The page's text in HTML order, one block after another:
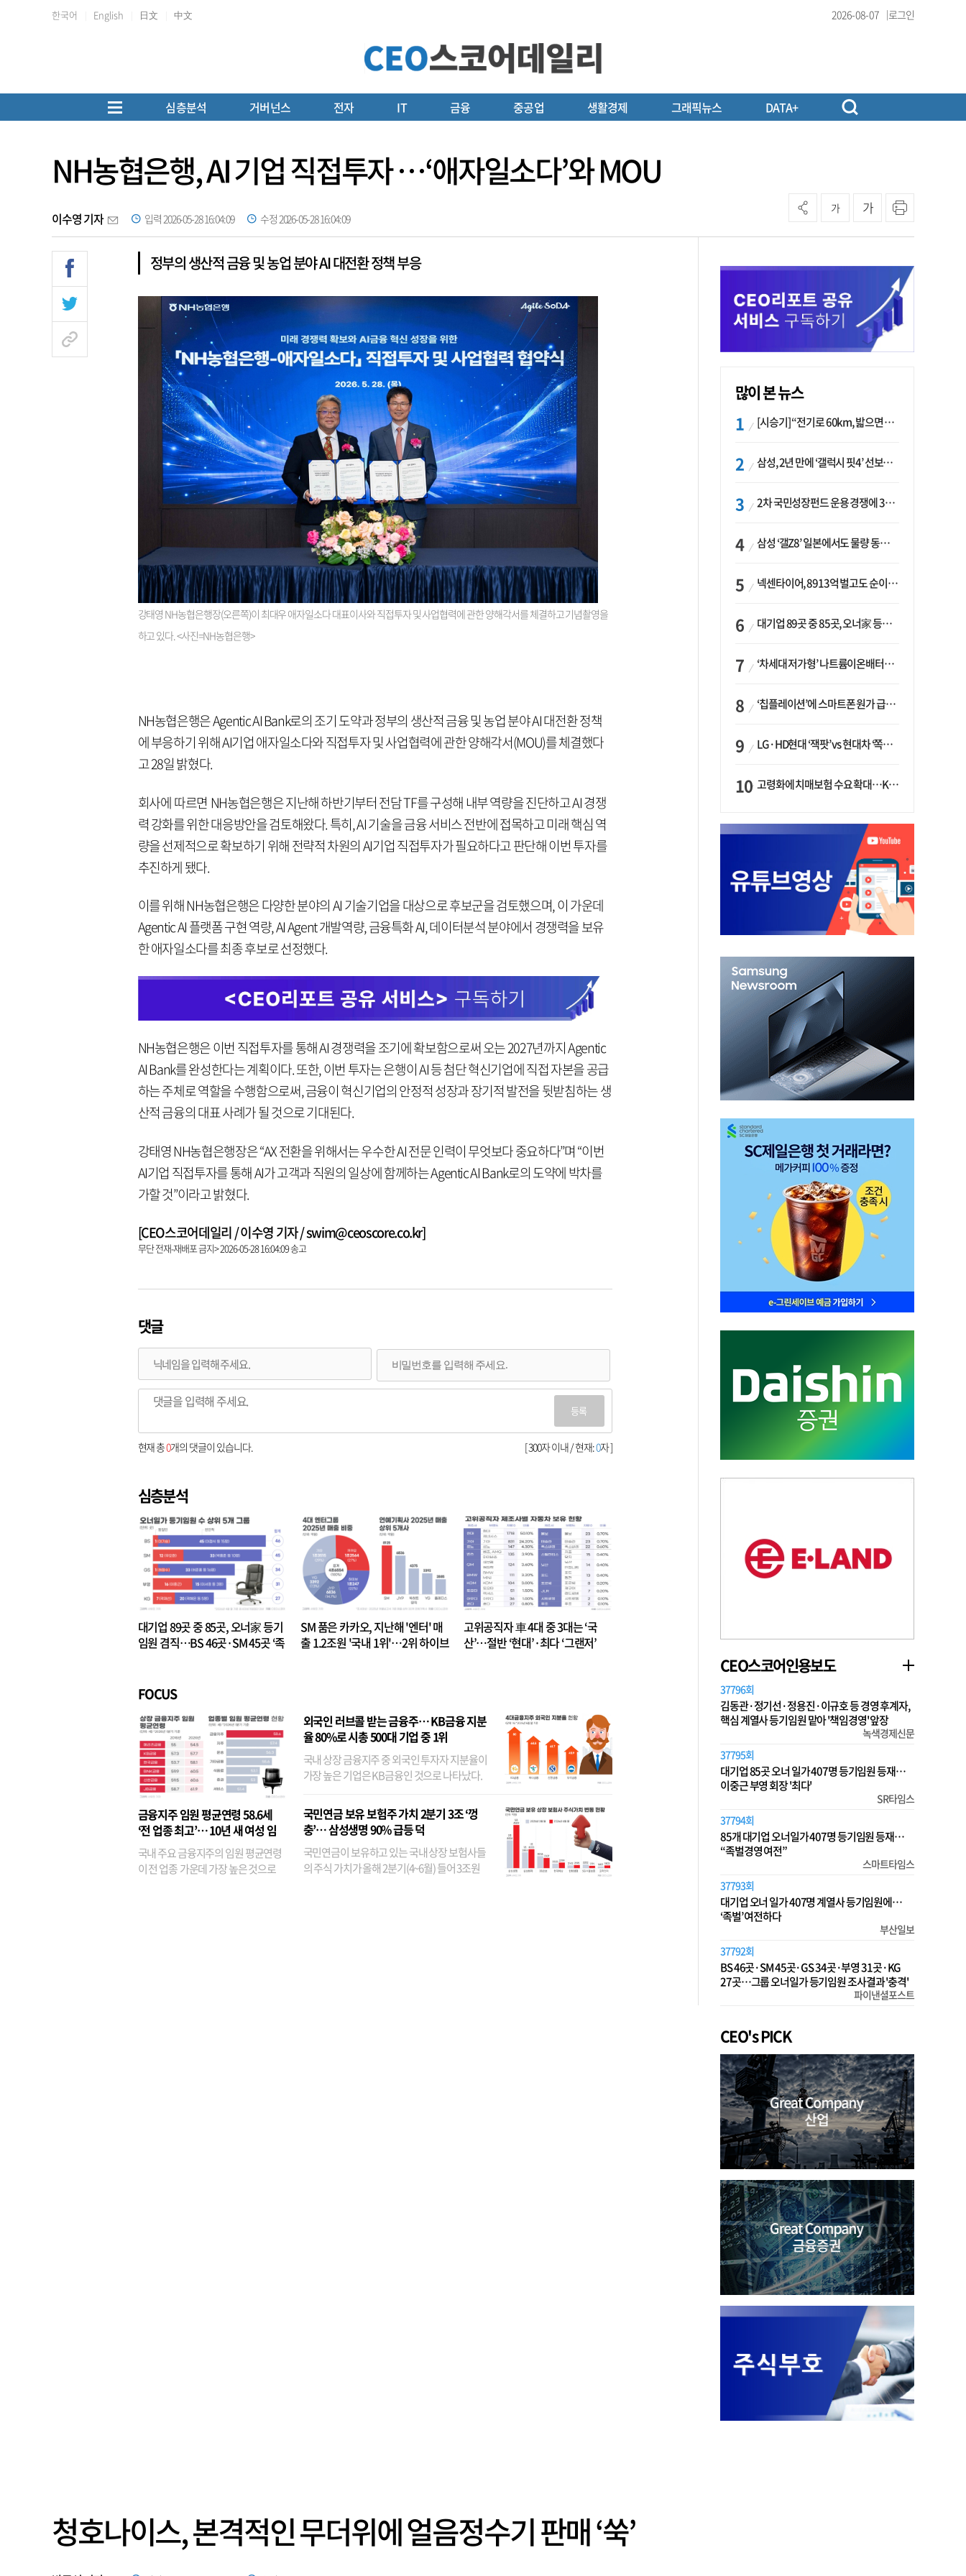
한국어 English 日文 中文 2026-08-07 로그인
심층분석 거버넌스 전자 IT 금융 중공업 생활경제 그래픽뉴스 DATA+
NH농협은행, AI 기업 직접투자 …‘애자일소다’와 MOU
이수영 기자 입력 2026-05-28 16:04:09 수정 2026-05-28 16:04:09
가 가
정부의 생산적 금융 및 농업 분야 AI 대전환 정책 부응
강태영 NH농협은행장(오른쪽)이 최대우 애자일소다 대표이사와 직접투자 및 사업협력에 관한 양해각서를 체결하고 기념촬영을
하고 있다. <사진=NH농협은행>
NH농협은행은 Agentic AI Bank로의 조기 도약과 정부의 생산적 금융 및 농업 분야 AI 대전환 정책
에 부응하기 위해 AI기업 애자일소다와 직접투자 및 사업협력에 관한 양해각서(MOU)를 체결했다
고 28일 밝혔다.
회사에 따르면 NH농협은행은 지난해 하반기부터 전담 TF를 구성해 내부 역량을 진단하고 AI 경쟁
력 강화를 위한 대응방안을 검토해왔다. 특히, AI 기술을 금융 서비스 전반에 접목하고 미래 핵심 역
량을 선제적으로 확보하기 위해 전략적 차원의 AI기업 직접투자가 필요하다고 판단해 이번 투자를
추진하게 됐다.
이를 위해 NH농협은행은 다양한 분야의 AI 기술기업을 대상으로 후보군을 검토했으며, 이 가운데
Agentic AI 플랫폼 구현 역량, AI Agent 개발역량, 금융특화 AI, 데이터분석 분야에서 경쟁력을 보유
한 애자일소다를 최종 후보로 선정했다.
NH농협은행은 이번 직접투자를 통해 AI 경쟁력을 조기에 확보함으로써 오는 2027년까지 Agentic
AI Bank를 완성한다는 계획이다. 또한, 이번 투자는 은행이 AI 등 첨단 혁신기업에 직접 자본을 공급
하는 주체로 역할을 수행함으로써, 금융이 혁신기업의 안정적 성장과 장기적 발전을 뒷받침하는 생
산적 금융의 대표 사례가 될 것으로 기대된다.
강태영 NH농협은행장은 “AX 전환을 위해서는 우수한 AI 전문 인력이 무엇보다 중요하다”며 “이번
AI기업 직접투자를 통해 AI가 고객과 직원의 일상에 함께하는 Agentic AI Bank로의 도약에 박차를
가할 것”이라고 밝혔다.
[CEO스코어데일리 / 이수영 기자 / swim@ceoscore.co.kr]
무단 전재-재배포 금지> 2026-05-28 16:04:09 송고
댓글
등록
[ 300자 이내 / 현재:0자 ]
현재 총0개의 댓글이 있습니다.
심층분석
대기업 89곳 중 85곳, 오너家 등기
임원 겸직…BS 46곳·SM 45곳 ‘족
SM 품은 카카오, 지난해 '엔터' 매
출 1.2조원 '국내 1위'…2위 하이브
고위공직자 車 4대 중 3대는 ‘국
산’…절반 ‘현대’·최다 ‘그랜저’
FOCUS
금융지주 임원 평균연령 58.6세
‘전 업종 최고’… 10년 새 여성 임
원은 14배 껑충
국내 주요 금융지주의 임원 평균연령
이 전 업종 가운데 가장 높은 것으로
외국인 러브콜 받는 금융주… KB금융 지분
율 80%로 시총 500대 기업 중 1위
국내 상장 금융지주 중 외국인 투자자 지분율이
가장 높은 기업은 KB금융인 것으로 나타났다.
융이었다. 특히 KB금융은 지난달 말 기준 해외
기관투자자 지분율이...
국민연금 보유 보험주 가치 2분기 3조 ‘껑
충’… 삼성생명 90% 급등 덕
국민연금이 보유하고 있는 국내 상장 보험사들
의 주식 가치가 올해 2분기(4~6월) 들어 3조원
많이 본 뉴스
[시승기] “전기로 60km, 밟으면 462마력”…볼보 XC60 T8의 두 얼굴
삼성, 2년 만에 ‘갤럭시 핏4’ 선보이나…웨어러블 생태계 확장 ‘시동’
2차 국민성장펀드 운용 경쟁에 33개사 몰렸다…신한·하나 등 새 얼굴 대거 합류
삼성 ‘갤Z8’ 일본에서도 물량 동났다…애플 참전 앞두고 선두 수성 ‘시험대’
넥센타이어, 8913억 벌고도 순이익 2억…유럽 세부담에 이익 증발
대기업 89곳 중 85곳, 오너家 등기임원 겸직…BS 46곳·SM 45곳 ‘족벌경영’ 고착화
‘차세대 저가형’ 나트륨이온배터리 시대 오나…LG화학·에코프로, 상용화 속도낸다
‘칩플레이션’에 스마트폰 원가 급등…삼성전자, ‘엑시노스’ 채택 확대하나
LG·HD현대 ‘잭팟’ vs 현대차 ‘쪽박’…글로벌 사모펀드, 韓 대기업 투자 ‘희비’
고령화에 치매보험 수요 확대…KB손보·삼성화재가 ‘시장 주도’
CEO스코어인용보도
37796회
김동관·정기선·정용진·이규호 등 경영 후계자,
핵심 계열사 등기임원 맡아 '책임경영' 앞장
녹색경제신문
37795회
대기업 85곳 오너 일가 407명 등기임원 등재…
이중근 부영 회장 '최다'
SR타임스
37794회
85개 대기업 오너일가 407명 등기임원 등재…
“족벌경영 여전”
스마트타임스
37793회
대기업 오너 일가 407명 계열사 등기임원에…
‘족벌’ 여전하다
부산일보
37792회
BS 46곳·SM 45곳·GS 34곳·부영 31곳·KG
27곳…그룹 오너일가 등기임원 조사결과 '충격'
파이낸셜포스트
CEO's PICK
청호나이스, 본격적인 무더위에 얼음정수기 판매 ‘쑥’